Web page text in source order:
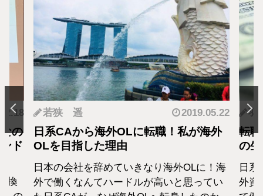
外
い
羽蘭 2018.01.04
転職・社会人経験ありの外資系CA！そ
の生活設計はどうなってる？
日系エアラインと違い新卒での募集がない
外資系のエアラインは、すでに社会人とし
神
転
者
終
から